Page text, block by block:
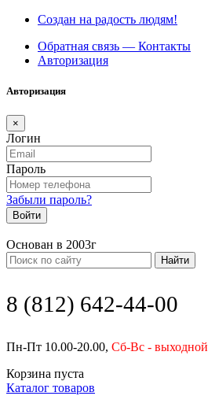
Создан на радость людям!
Обратная связь — Контакты
Авторизация
Авторизация
×
Логин
Пароль
Забыли пароль?
Войти
Основан в 2003г
Найти
8 (812) 642-44-00
Пн-Пт 10.00-20.00, Сб-Вс - выходной
Корзина пуста
Каталог товаров